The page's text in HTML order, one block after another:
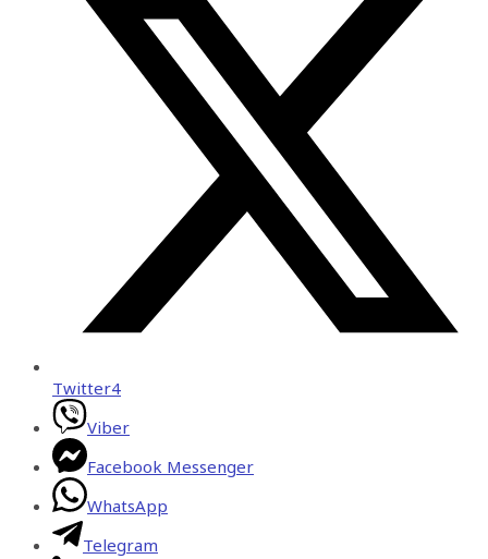
Twitter4
Viber
Facebook Messenger
WhatsApp
Telegram